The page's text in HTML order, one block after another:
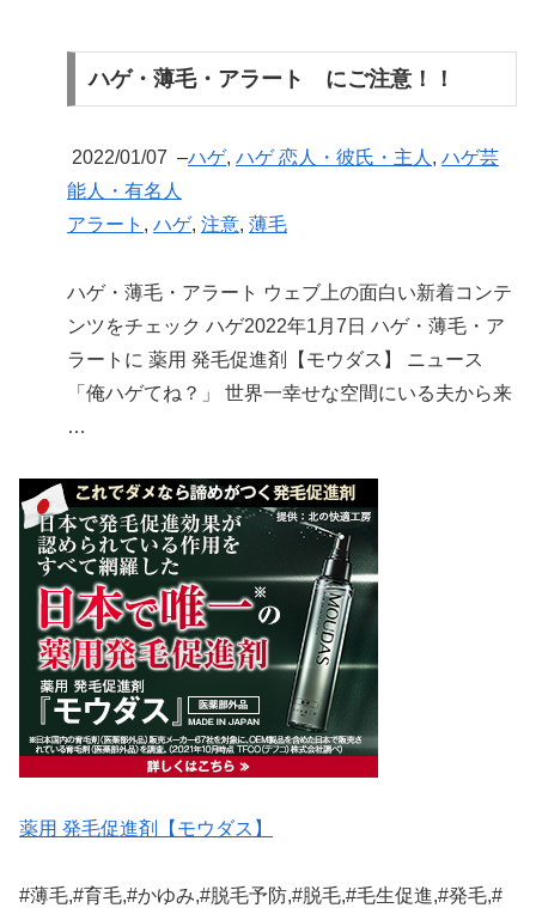
ハゲ・薄毛・アラート にご注意！！
2022/01/07 –ハゲ, ハゲ 恋人・彼氏・主人 , ハゲ芸
能人・有名人
アラート , ハゲ, 注意, 薄毛
ハゲ・薄毛・アラート ウェブ上の面白い新着コンテ
ンツをチェック ハゲ2022年1月7日 ハゲ・薄毛・ア
ラートに 薬用 発毛促進剤【モウダス】 ニュース
「俺ハゲてね？」 世界一幸せな空間にいる夫から来
…
薬用 発毛促進剤【モウダス】
#薄毛,#育毛,#かゆみ,#脱毛予防,#脱毛,#毛生促進,#発毛,#